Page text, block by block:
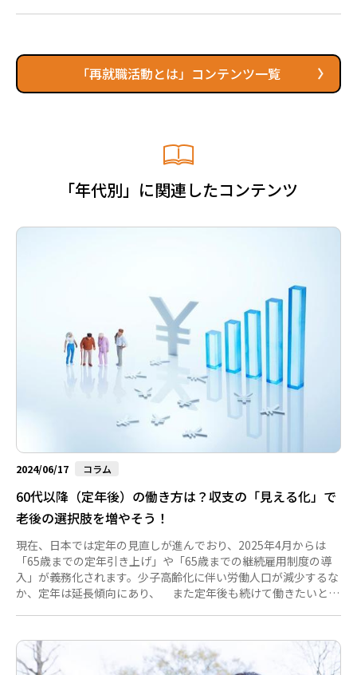
再就職活動をする方へ～経験者からのアドバイス①～ 「就職時
と同じサイクルで生活する」 長く勤めた後の時間、少し休みた
い気持ちもあると思いますが、できるだけ働いていた時と同じサ
「再就職活動とは」コンテンツ一覧
「年代別」に関連したコンテンツ
2024/06/17 コラム
60代以降（定年後）の働き方は？収支の「見える化」で
老後の選択肢を増やそう！
現在、日本では定年の見直しが進んでおり、2025年4月からは
「65歳までの定年引き上げ」や「65歳までの継続雇用制度の導
入」が義務化されます。少子高齢化に伴い労働人口が減少するな
か、定年は延長傾向にあり、 また定年後も続けて働きたいとい
たりと変化が多い時期であるため ご自身にあった働き方を新た
に探したいという方も多いのではないでしょうか。定年後でも納